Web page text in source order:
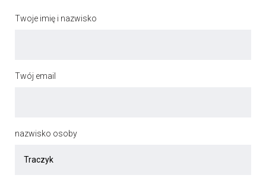
Twoje imię i nazwisko
Twój email
nazwisko osoby